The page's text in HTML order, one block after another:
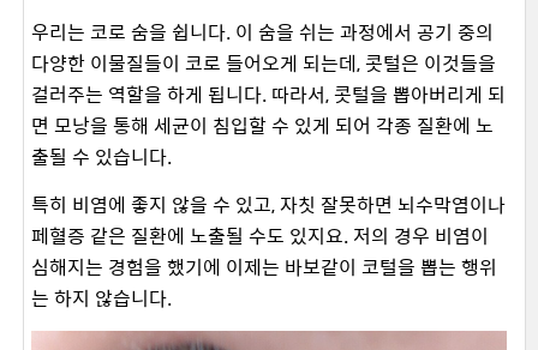
우리는 코로 숨을 쉽니다. 이 숨을 쉬는 과정에서 공기 중의
다양한 이물질들이 코로 들어오게 되는데, 콧털은 이것들을
걸러주는 역할을 하게 됩니다. 따라서, 콧털을 뽑아버리게 되
면 모낭을 통해 세균이 침입할 수 있게 되어 각종 질환에 노
출될 수 있습니다.
특히 비염에 좋지 않을 수 있고, 자칫 잘못하면 뇌수막염이나
페혈증 같은 질환에 노출될 수도 있지요. 저의 경우 비염이
심해지는 경험을 했기에 이제는 바보같이 코털을 뽑는 행위
는 하지 않습니다.